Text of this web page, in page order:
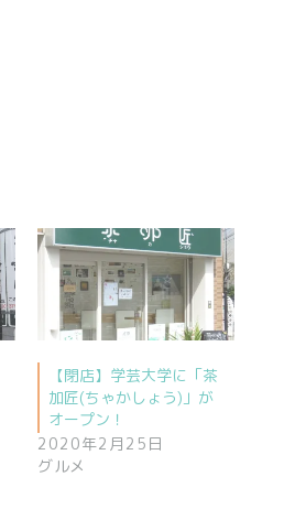
【閉店】学芸大学に「茶
加匠(ちゃかしょう)」が
オープン！
2020年2月25日
グルメ